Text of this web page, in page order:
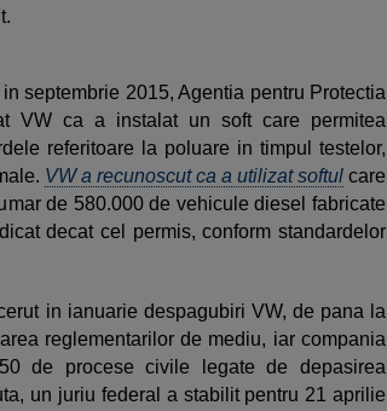
septembrie 2015, Agentia pentru Protectia
VW ca a instalat un soft care permitea
referitoare la poluare in timpul testelor,
VW a recunoscut ca a utilizat softul care
de 580.000 de vehicule diesel fabricate
decat cel permis, conform standardelor
in ianuarie despagubiri VW, de pana la
reglementarilor de mediu, iar compania
de procese civile legate de depasirea
un juriu federal a stabilit pentru 21 aprilie